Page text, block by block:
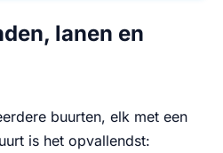
lanen en
buurten, elk met een
is het opvallendst: